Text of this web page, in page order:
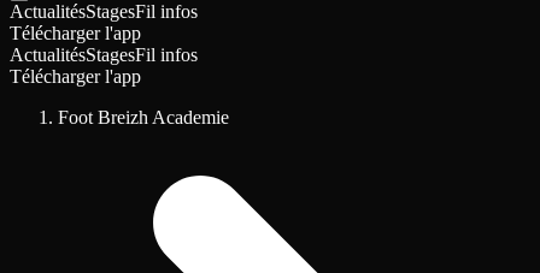
ActualitésStagesFil infos
Télécharger l'app
ActualitésStagesFil infos
Télécharger l'app
Foot Breizh Academie